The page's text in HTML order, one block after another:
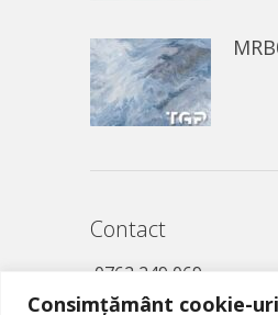
Consimțământ cookie-uri
Contact
0762 249 069